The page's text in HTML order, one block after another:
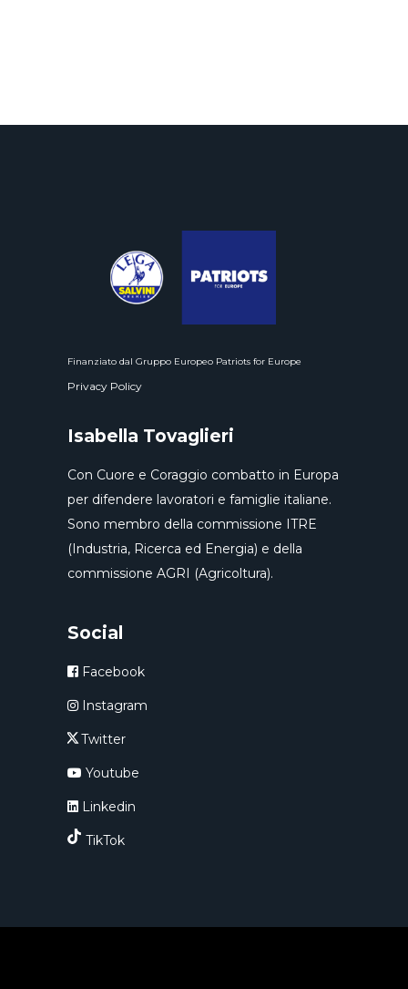
Finanziato dal Gruppo Europeo Patriots for Europe
Privacy Policy
Isabella Tovaglieri
Con Cuore e Coraggio combatto in Europa
per difendere lavoratori e famiglie italiane.
Sono membro della commissione ITRE
(Industria, Ricerca ed Energia) e della
commissione AGRI (Agricoltura).
Social
Facebook
Instagram
Twitter
Youtube
Linkedin
TikTok